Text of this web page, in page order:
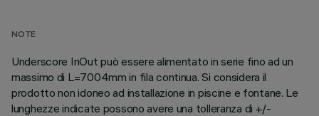
NOTE
Underscore InOut può essere alimentato in serie fino ad un
massimo di L=7004mm in fila continua. Si considera il
prodotto non idoneo ad installazione in piscine e fontane. Le
lunghezze indicate possono avere una tolleranza di +/-